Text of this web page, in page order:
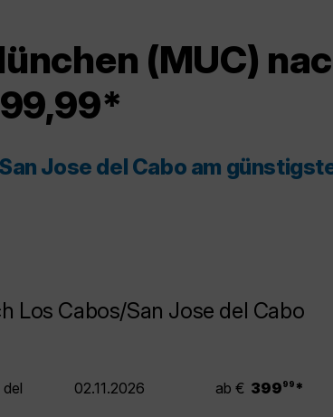
(MUC)
Jose del Cabo am
Los Cabos/San Jose del Cabo
02.11.2026 ab € 399 99 *